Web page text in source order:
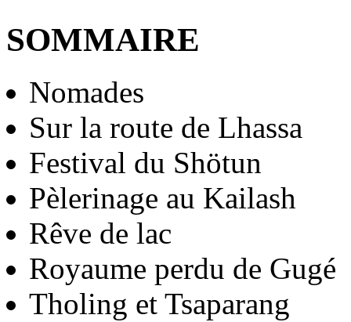
SOMMAIRE
Nomades
Sur la route de Lhassa
Festival du Shötun
Pèlerinage au Kailash
Rêve de lac
Royaume perdu de Gugé
Tholing et Tsaparang